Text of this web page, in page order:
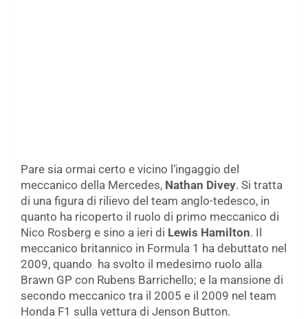
Pare sia ormai certo e vicino l‘ingaggio del
meccanico della Mercedes, Nathan Divey. Si tratta
di una figura di rilievo del team anglo-tedesco, in
quanto ha ricoperto il ruolo di primo meccanico di
Nico Rosberg e sino a ieri di Lewis Hamilton. Il
meccanico britannico in Formula 1 ha debuttato nel
2009, quando ha svolto il medesimo ruolo alla
Brawn GP con Rubens Barrichello; e la mansione di
secondo meccanico tra il 2005 e il 2009 nel team
Honda F1 sulla vettura di Jenson Button.